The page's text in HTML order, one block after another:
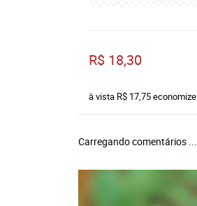
R$ 18,30
à vista R$ 17,75economize
Carregando comentários ...